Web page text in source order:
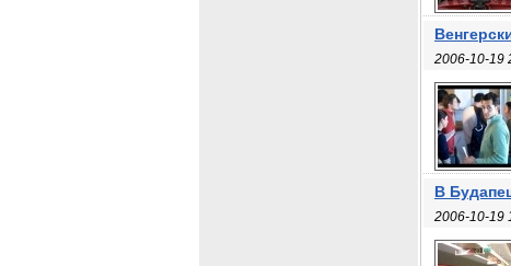
2006-10-19
В
2006-10-19